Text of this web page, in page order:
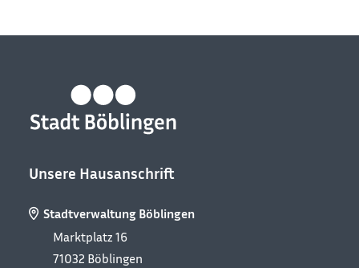
Unsere Hausanschrift
Stadtverwaltung Böblingen
Marktplatz 16
71032 Böblingen